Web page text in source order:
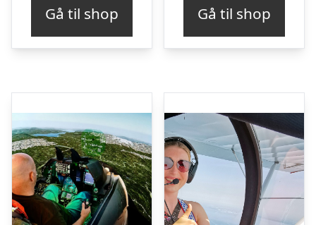
Gå til shop Gå til shop